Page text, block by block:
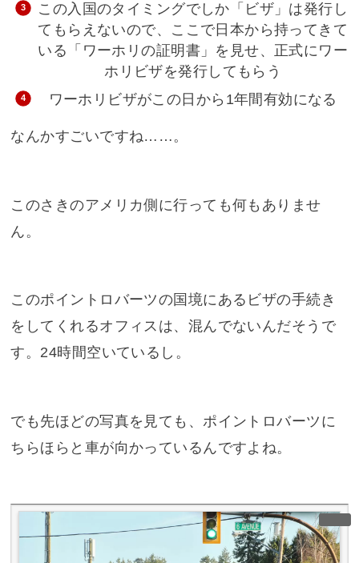
この入国のタイミングでしか「ビザ」は発行し
てもらえないので、ここで日本から持ってきて
いる「ワーホリの証明書」を見せ、正式にワー
ホリビザを発行してもらう
ワーホリビザがこの日から1年間有効になる
なんかすごいですね……。
このさきのアメリカ側に行っても何もありませ
ん。
このポイントロバーツの国境にあるビザの手続き
をしてくれるオフィスは、混んでないんだそうで
す。24時間空いているし。
でも先ほどの写真を見ても、ポイントロバーツに
ちらほらと車が向かっているんですよね。